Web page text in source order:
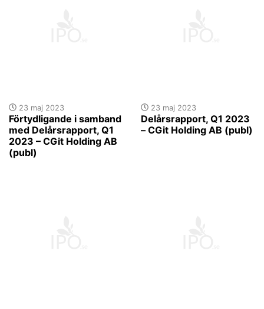
23 maj 2023
Förtydligande i samband
med Delårsrapport, Q1
2023 – CGit Holding AB
(publ)
23 maj 2023
Delårsrapport, Q1 2023
– CGit Holding AB (publ)